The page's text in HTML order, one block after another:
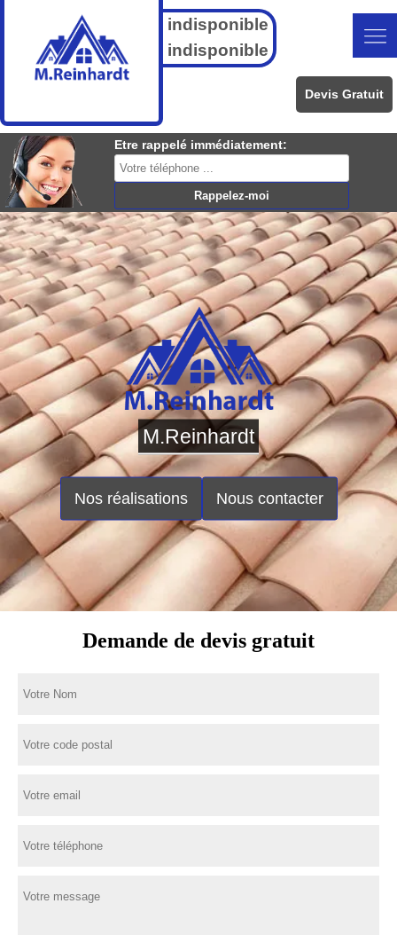
indisponible
indisponible
Devis Gratuit
Etre rappelé immédiatement:
M.Reinhardt
Nos réalisations Nous contacter
Demande de devis gratuit